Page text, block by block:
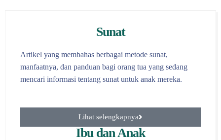
Sunat
Artikel yang membahas berbagai metode sunat,
manfaatnya, dan panduan bagi orang tua yang sedang
mencari informasi tentang sunat untuk anak mereka.
Lihat selengkapnya
Ibu dan Anak